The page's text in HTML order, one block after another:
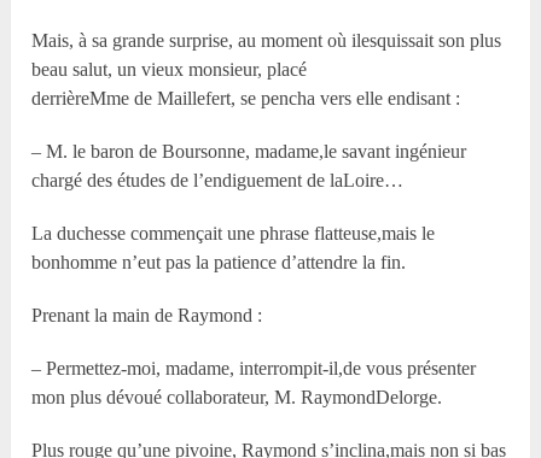
Mais, à sa grande surprise, au moment où ilesquissait son plus
beau salut, un vieux monsieur, placé
derrièreMme de Maillefert, se pencha vers elle endisant :
– M. le baron de Boursonne, madame,le savant ingénieur
chargé des études de l’endiguement de laLoire…
La duchesse commençait une phrase flatteuse,mais le
bonhomme n’eut pas la patience d’attendre la fin.
Prenant la main de Raymond :
– Permettez-moi, madame, interrompit-il,de vous présenter
mon plus dévoué collaborateur, M. RaymondDelorge.
Plus rouge qu’une pivoine, Raymond s’inclina,mais non si bas